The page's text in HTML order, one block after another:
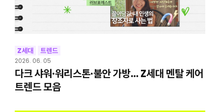
Z세대 트렌드
2026. 06. 05
다크 샤워·워리스톤·불안 가방… Z세대 멘탈 케어
트렌드 모음